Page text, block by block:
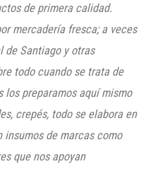
de primera calidad.
mercadería fresca; a veces
de Santiago y otras
todo cuando se trata de
los preparamos aquí mismo
crepés, todo se elabora en
insumos de marcas como
que nos apoyan